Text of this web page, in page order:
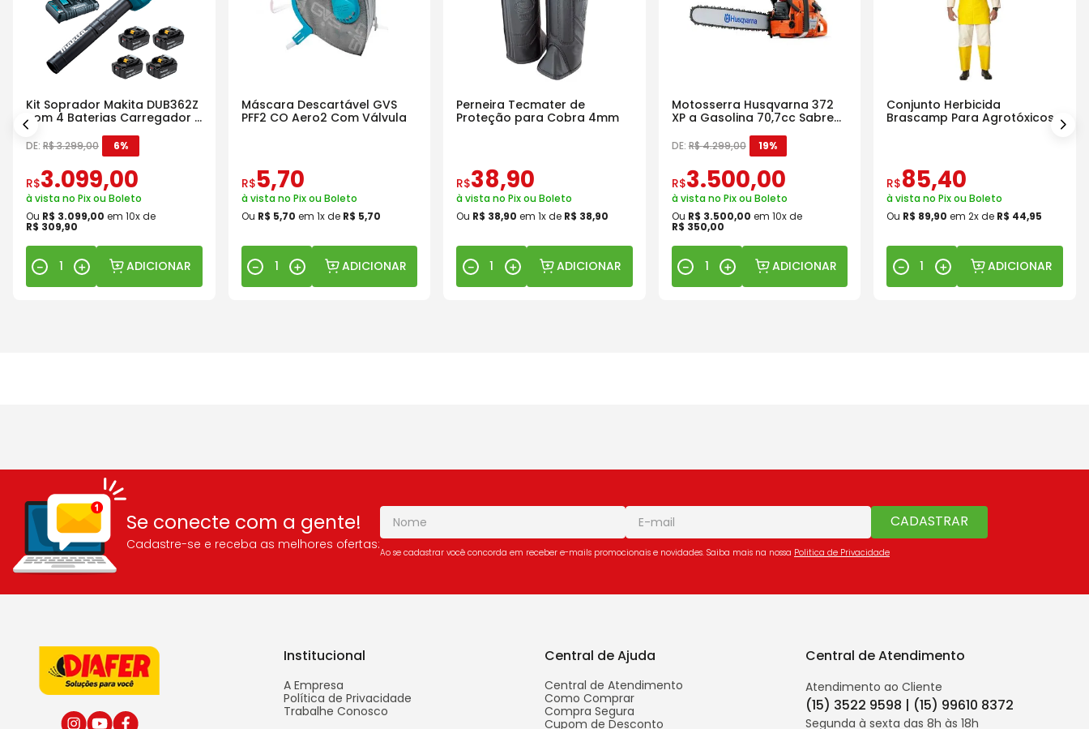
Kit Soprador Makita DUB362Z
com 4 Baterias Carregador e
Maleta
DE: R$3.299,00 6%
R$3.099,00
à vista no Pix ou Boleto
Ou R$ 3.099,00 em 10x de
R$ 309,90
＋
－ ADICIONAR
Máscara Descartável GVS
PFF2 CO Aero2 Com Válvula
R$5,70
à vista no Pix ou Boleto
Ou R$ 5,70 em 1x de R$ 5,70
＋
－ ADICIONAR
Perneira Tecmater de
Proteção para Cobra 4mm
R$38,90
à vista no Pix ou Boleto
Ou R$ 38,90 em1x de R$ 38,90
＋
－ ADICIONAR
Motosserra Husqvarna 372
XP a Gasolina 70,7cc Sabre
DE:R$4.299,00 19%
R$3.500,00
à vista no Pix ou Boleto
Ou R$ 3.500,00 em 10x de
R$ 350,00
＋
－ ADICIONAR
Conjunto Herbicida
Brascamp Para Agrotóxicos
30 Lavagens
R$85,40
à vista no Pix ou Boleto
Ou R$ 89,90 em2x de R$ 44,95
＋
－ ADICIONAR
Se conecte com a gente!
Cadastre-se e receba as melhores ofertas:
CADASTRAR
Ao se cadastrar você concorda em receber e-mails promocionais e novidades. Saiba mais na nossa Politica de Privacidade
Institucional
A Empresa
Política de Privacidade
Trabalhe Conosco
Central de Ajuda
Central de Atendimento
Como Comprar
Compra Segura
Cupom de Desconto
Central de Atendimento
Atendimento ao Cliente
(15) 3522 9598 | (15) 99610 8372
Segunda à sexta das 8h às 18h